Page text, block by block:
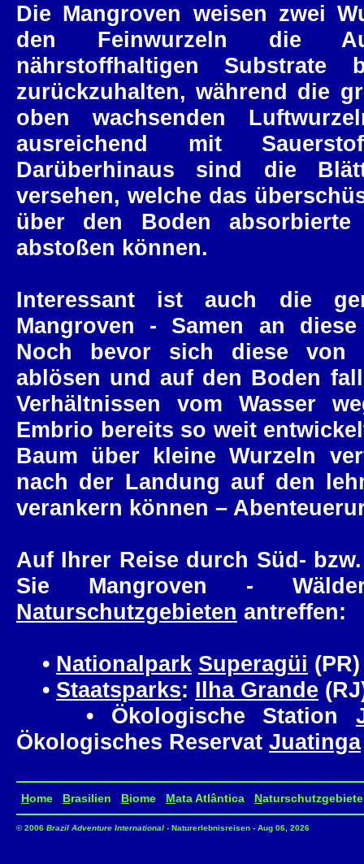
Die Mangroven weisen zwei
den Feinwurzeln die
nährstoffhaltigen Substrate
zurückzuhalten, während die
oben wachsenden
ausreichend mit
Darüberhinaus sind die
versehen, welche das
über den Boden
abstoßen können.
Interessant ist auch die
Mangroven - Samen an
Noch bevor sich diese von
ablösen und auf den Boden
Verhältnissen vom Wasser
Embrio bereits so weit
Baum über kleine Wurzeln
nach der Landung auf den
verankern können –
Auf Ihrer Reise durch Süd-
Sie Mangroven -
Naturschutzgebieten antreffen:
• Nationalpark Superagüi (PR)
• Staatsparks: Ilha Grande
• Ökologische Station
Ökologisches Reservat Juatinga
Home Brasilien Biome Mata Atlântica Naturschutzgebiete
© 2006 Brazil Adventure International - Naturerlebnisreisen - Aug 06, 2026